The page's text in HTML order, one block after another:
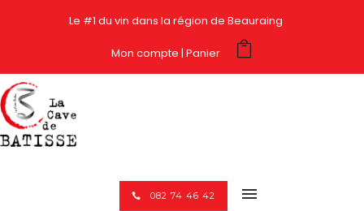
Le #1 du vin dans la région de Beauraing
Mon compte Panier
082 74 46 42